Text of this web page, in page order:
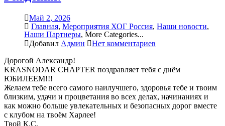
Май 2, 2026
Главная, Мероприятия ХОГ Россия, Наши новости,
Наши Партнеры, More Categories...
Добавил Админ
Нет комментариев
Дорогой Александр!
KRASNODAR CHAPTER поздравляет тебя с днём
ЮБИЛЕЕМ!!!
Желаем тебе всего самого наилучшего, здоровья тебе и твоим
близким, удачи и процветания во всех делах, начинаниях и
как можно больше увлекательных и безопасных дорог вместе
с клубом на твоём Харлее!
Твой К.С.